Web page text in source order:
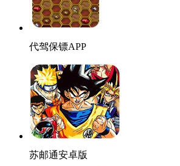
代驾保镖APP
苏邮通安卓版